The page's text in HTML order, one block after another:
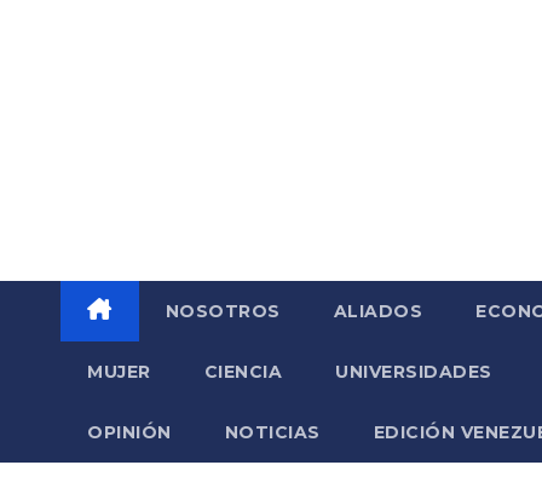
NOSOTROS ALIADOS
MUJER CIENCIA UNIVERSIDADES
OPINIÓN NOTICIAS EDICIÓN